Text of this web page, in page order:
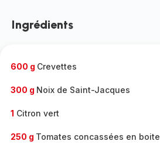
gamme
Ingrédients
600 g Crevettes
300 g Noix de Saint-Jacques
1 Citron vert
250 g Tomates concassées en boite